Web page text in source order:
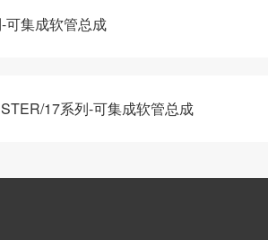
可集成软管总成
17系列-可集成软管总成